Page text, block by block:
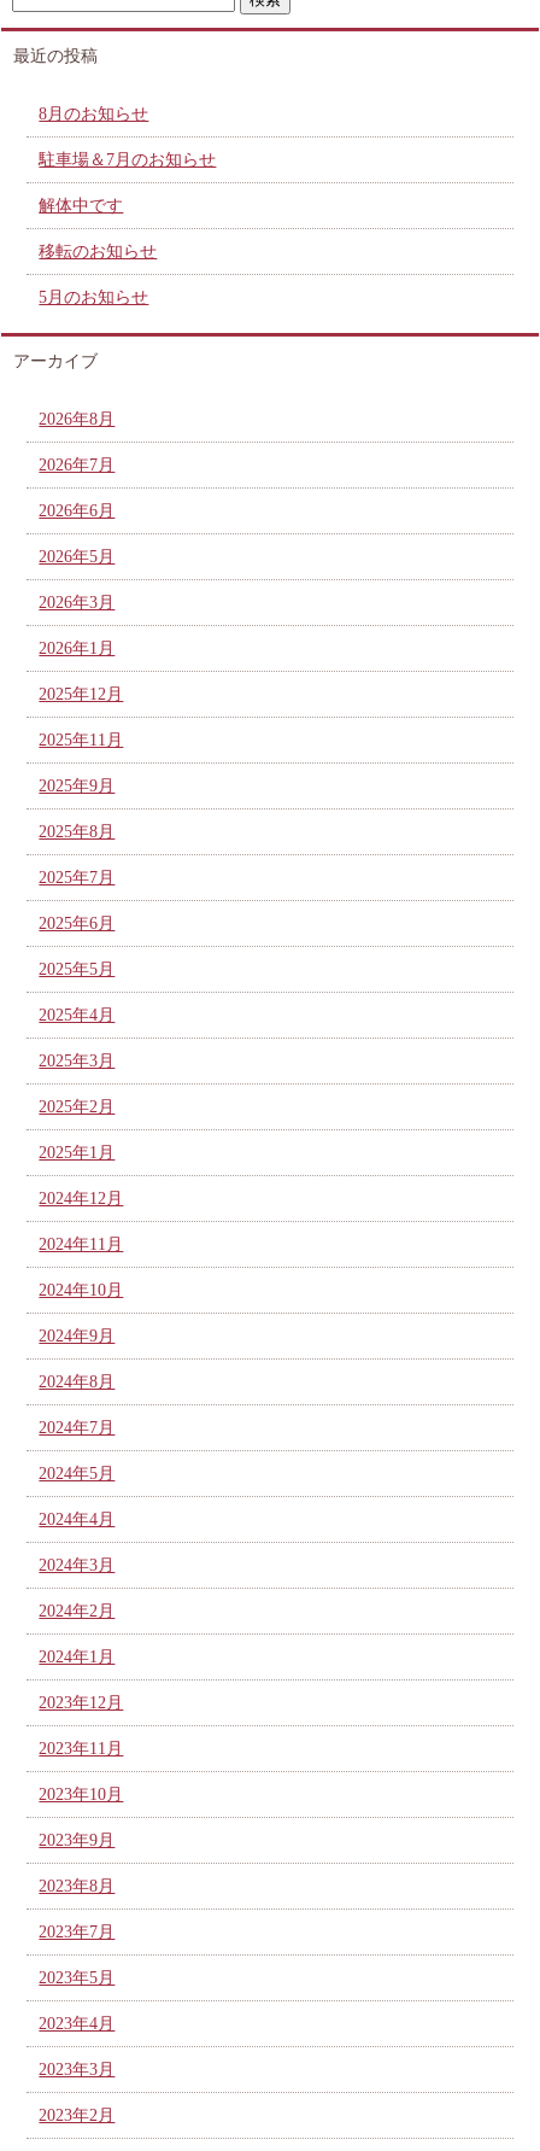
最近の投稿
8月のお知らせ
駐車場＆7月のお知らせ
解体中です
移転のお知らせ
5月のお知らせ
アーカイブ
2026年8月
2026年7月
2026年6月
2026年5月
2026年3月
2026年1月
2025年12月
2025年11月
2025年9月
2025年8月
2025年7月
2025年6月
2025年5月
2025年4月
2025年3月
2025年2月
2025年1月
2024年12月
2024年11月
2024年10月
2024年9月
2024年8月
2024年7月
2024年5月
2024年4月
2024年3月
2024年2月
2024年1月
2023年12月
2023年11月
2023年10月
2023年9月
2023年8月
2023年7月
2023年5月
2023年4月
2023年3月
2023年2月